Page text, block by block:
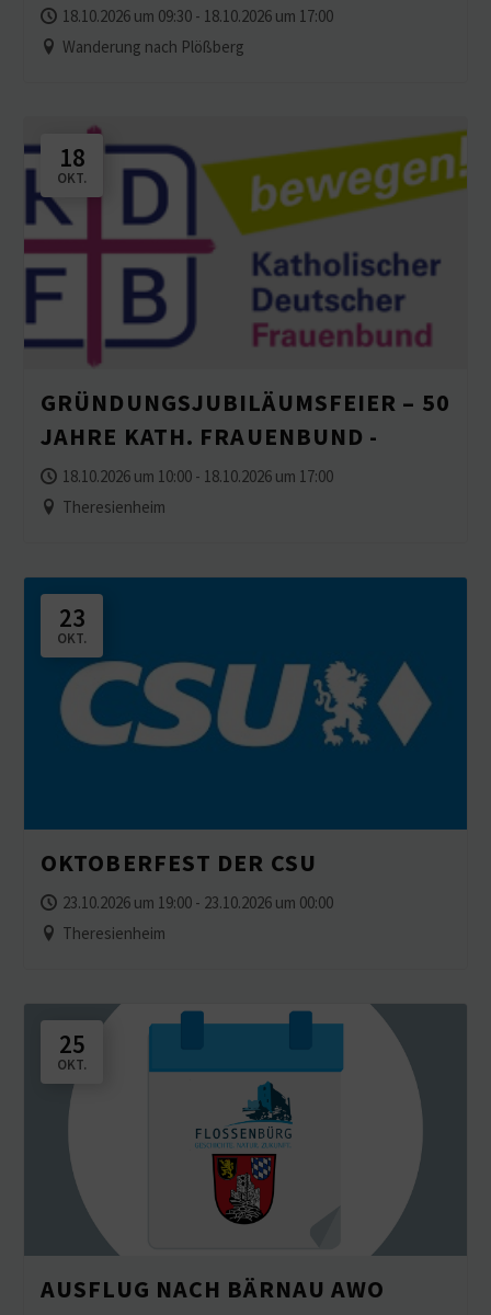
18.10.2026 um 09:30 - 18.10.2026 um 17:00
Wanderung nach Plößberg
18
OKT.
GRÜNDUNGS­JU­BI­LÄ­UMS­FEIER – 50
JAHRE KATH. FRAUENBUND -
18.10.2026 um 10:00 - 18.10.2026 um 17:00
Theresienheim
23
OKT.
OKTOBERFEST DER CSU
23.10.2026 um 19:00 - 23.10.2026 um 00:00
Theresienheim
25
OKT.
AUSFLUG NACH BÄRNAU AWO